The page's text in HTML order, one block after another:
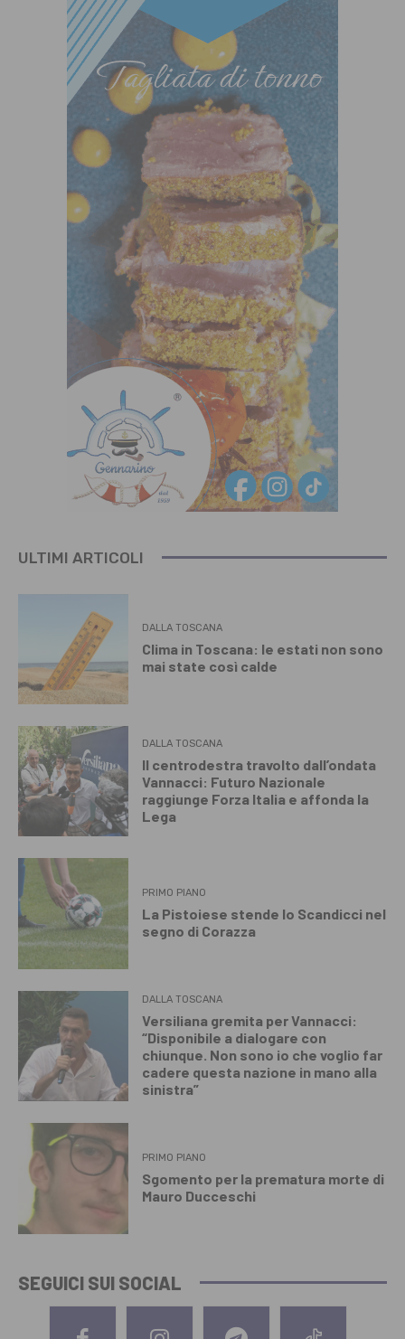
ULTIMI ARTICOLI
DALLA TOSCANA
Clima in Toscana: le estati non sono
mai state così calde
DALLA TOSCANA
Il centrodestra travolto dall’ondata
Vannacci: Futuro Nazionale
raggiunge Forza Italia e affonda la
Lega
PRIMO PIANO
La Pistoiese stende lo Scandicci nel
segno di Corazza
DALLA TOSCANA
Versiliana gremita per Vannacci:
“Disponibile a dialogare con
chiunque. Non sono io che voglio far
cadere questa nazione in mano alla
sinistra”
PRIMO PIANO
Sgomento per la prematura morte di
Mauro Ducceschi
SEGUICI SUI SOCIAL